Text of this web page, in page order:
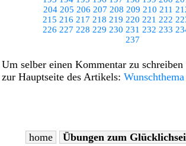
204 205 206 207 208 209 210 211
215 216 217 218 219 220 221 222
226 227 228 229 230 231 232 233
237
Um selber einen Kommentar zu
zur Hauptseite des Artikels:
home Übungen zum